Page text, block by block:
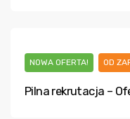
NOWA OFERTA! OD
Pilna rekrutacja –